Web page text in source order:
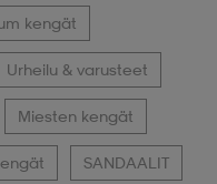
kengät
Urheilu & varusteet
Miesten kengät
SANDAALIT